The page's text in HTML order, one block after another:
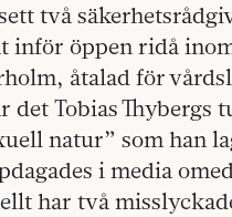
två
inför öppen ridå
åtalad för
det Tobias Thybergs
natur” som han
i media
har två